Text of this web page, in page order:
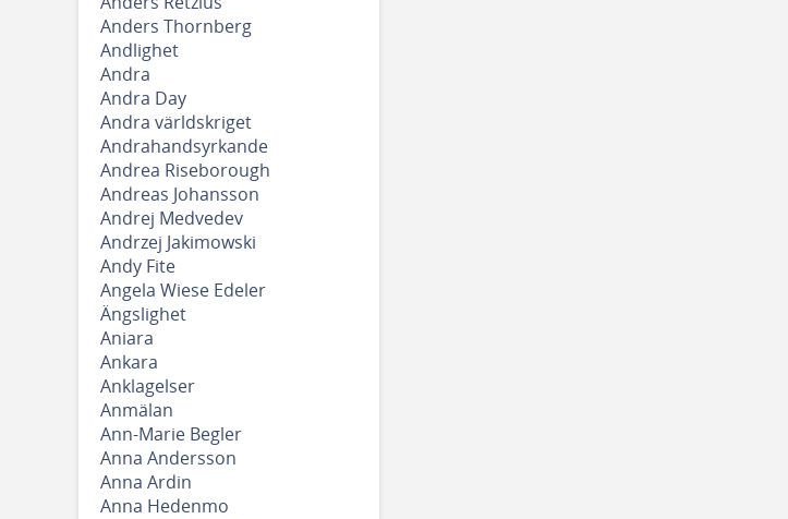
Anders Thornberg
Andlighet
Andra
Andra Day
Andra världskriget
Andrahandsyrkande
Andrea Riseborough
Andreas Johansson
Andrej Medvedev
Andrzej Jakimowski
Andy Fite
Angela Wiese Edeler
Ängslighet
Aniara
Ankara
Anklagelser
Anmälan
Ann-Marie Begler
Anna Andersson
Anna Ardin
Anna Hedenmo